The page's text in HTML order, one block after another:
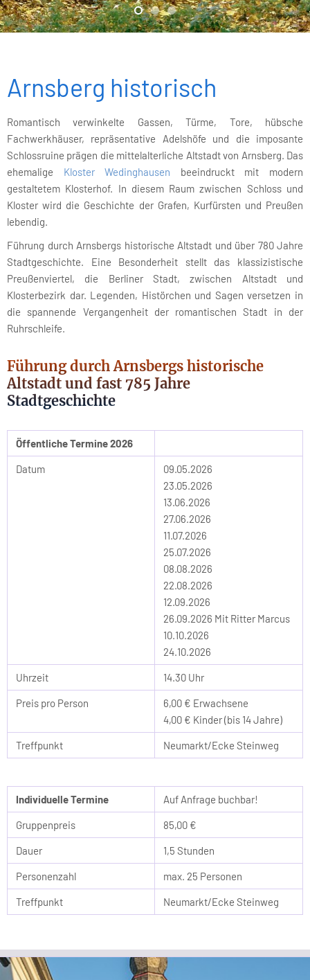
Arnsberg historisch
Romantisch verwinkelte Gassen, Türme, Tore, hübsche
Fachwerkhäuser, repräsentative Adelshöfe und die imposante
Schlossruine prägen die mittelalterliche Altstadt von Arnsberg. Das
ehemalige Kloster Wedinghausen beeindruckt mit modern
gestaltetem Klosterhof. In diesem Raum zwischen Schloss und
Kloster wird die Geschichte der Grafen, Kurfürsten und Preußen
lebendig.
Führung durch Arnsbergs historische Altstadt und über 780 Jahre
Stadtgeschichte. Eine Besonderheit stellt das klassizistische
Preußenviertel, die Berliner Stadt, zwischen Altstadt und
Klosterbezirk dar. Legenden, Histörchen und Sagen versetzen in
die spannende Vergangenheit der romantischen Stadt in der
Ruhrschleife.
Führung durch Arnsbergs historische
Altstadt und fast 785 Jahre
Stadtgeschichte
Öffentliche Termine 2026
Datum
09.05.2026
23.05.2026
13.06.2026
27.06.2026
11.07.2026
25.07.2026
08.08.2026
22.08.2026
12.09.2026
26.09.2026 Mit Ritter Marcus
10.10.2026
24.10.2026
Uhrzeit 14.30 Uhr
Preis pro Person
6,00 € Erwachsene
4,00 € Kinder (bis 14 Jahre)
Treffpunkt Neumarkt/Ecke Steinweg
Individuelle Termine Auf Anfrage buchbar!
Gruppenpreis 85,00 €
Dauer 1,5 Stunden
Personenzahl max. 25 Personen
Treffpunkt Neumarkt/Ecke Steinweg